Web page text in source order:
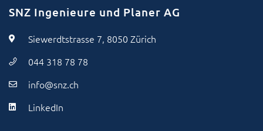
SNZ Ingenieure und Planer AG
Siewerdtstrasse 7, 8050 Zürich
044 318 78 78
info@snz.ch
LinkedIn